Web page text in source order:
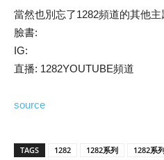
當然也別忘了1282頻道的其他主
臉書:
IG:
直播: 1282YOUTUBE頻道
source
TAGS 1282 1282系列 1282系